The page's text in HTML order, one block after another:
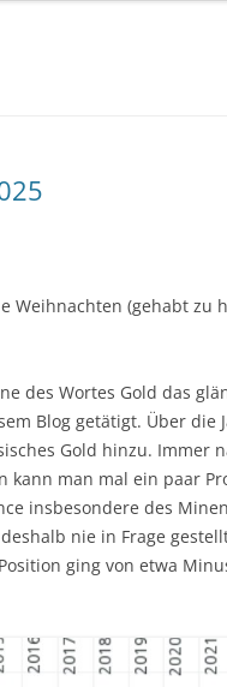
Weihnachten (gehabt zu
des Wortes Gold das
Blog getätigt. Über die
Gold hinzu. Immer
kann man mal ein paar
insbesondere des
nie in Frage
ging von etwa